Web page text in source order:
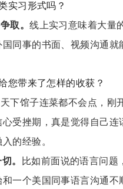
实习形式吗？
取。线上实习意味着大量
同事的书面、视频沟通就
您带来了怎样的收获？
下馆子连菜都不会点，
受挫期，真是觉得自己
的经验。
。 比如前面说的语言问题
一个美国同事语言沟通